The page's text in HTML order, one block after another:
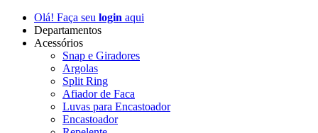
Olá! Faça seu login aqui
Departamentos
Acessórios
Snap e Giradores
Argolas
Split Ring
Afiador de Faca
Luvas para Encastoador
Encastoador